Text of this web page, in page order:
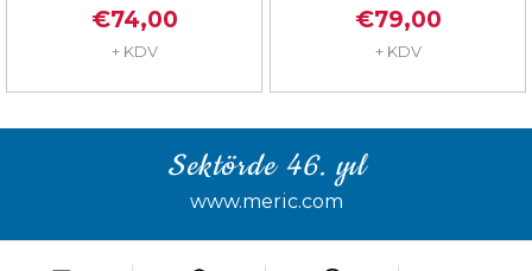
€74,00
+ KDV
€79,00
+ KDV
Sektörde 46. yıl
www.meric.com